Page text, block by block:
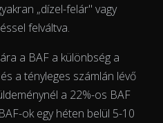
„dízel-felár" vagy
felváltva.
a BAF a különbség a
a tényleges számlán lévő
a 22%-os BAF
ok egy héten belül 5-10